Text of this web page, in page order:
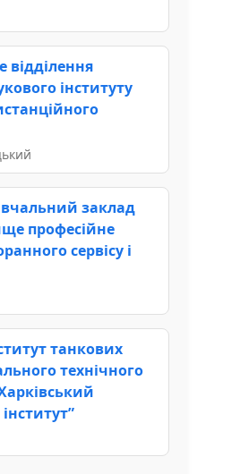
відділення
інституту
заклад
професійне
сервісу і
танкових
технічного